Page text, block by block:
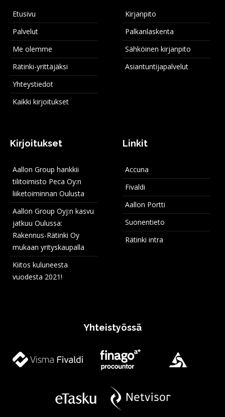
Etusivu
Palvelut
Me olemme
Rätinki-yrittäjäksi
Yhteystiedot
Kaikki kirjoitukset
Kirjanpito
Palkanlaskenta
Sähköinen kirjanpito
Asiantuntijapalvelut
Kirjoitukset
Aallon Group hankkii
tilitoimisto Peca Oy:n
liiketoiminnan Oulusta
Aallon Group Oyj:n kasvu
jatkuu Oulussa:
Rakennus-Rätinki Oy
mukaan yrityskaupalla
Kiitos kuluneesta
vuodesta 2021!
Linkit
Accuna
Fivaldi
Aallon Portti
Suonentieto
Rätinki intra
Yhteistyössä